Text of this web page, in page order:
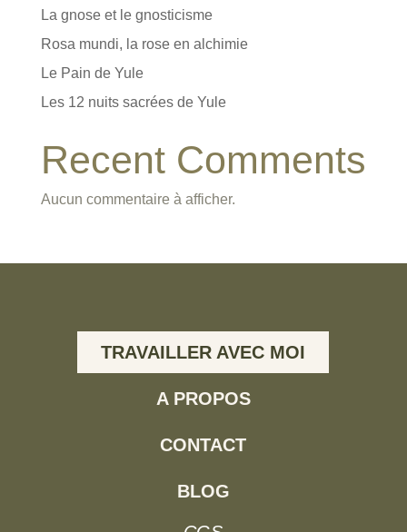
La gnose et le gnosticisme
Rosa mundi, la rose en alchimie
Le Pain de Yule
Les 12 nuits sacrées de Yule
Recent Comments
Aucun commentaire à afficher.
TRAVAILLER AVEC MOI
A PROPOS
CONTACT
BLOG